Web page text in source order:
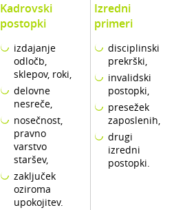
Kadrovski
postopki
izdajanje
odločb,
sklepov, roki,
delovne
nesreče,
nosečnost,
pravno
varstvo
staršev,
zaključek
oziroma
upokojitev.
Izredni
primeri
disciplinski
prekrški,
invalidski
postopki,
presežek
zaposlenih,
drugi
izredni
postopki.